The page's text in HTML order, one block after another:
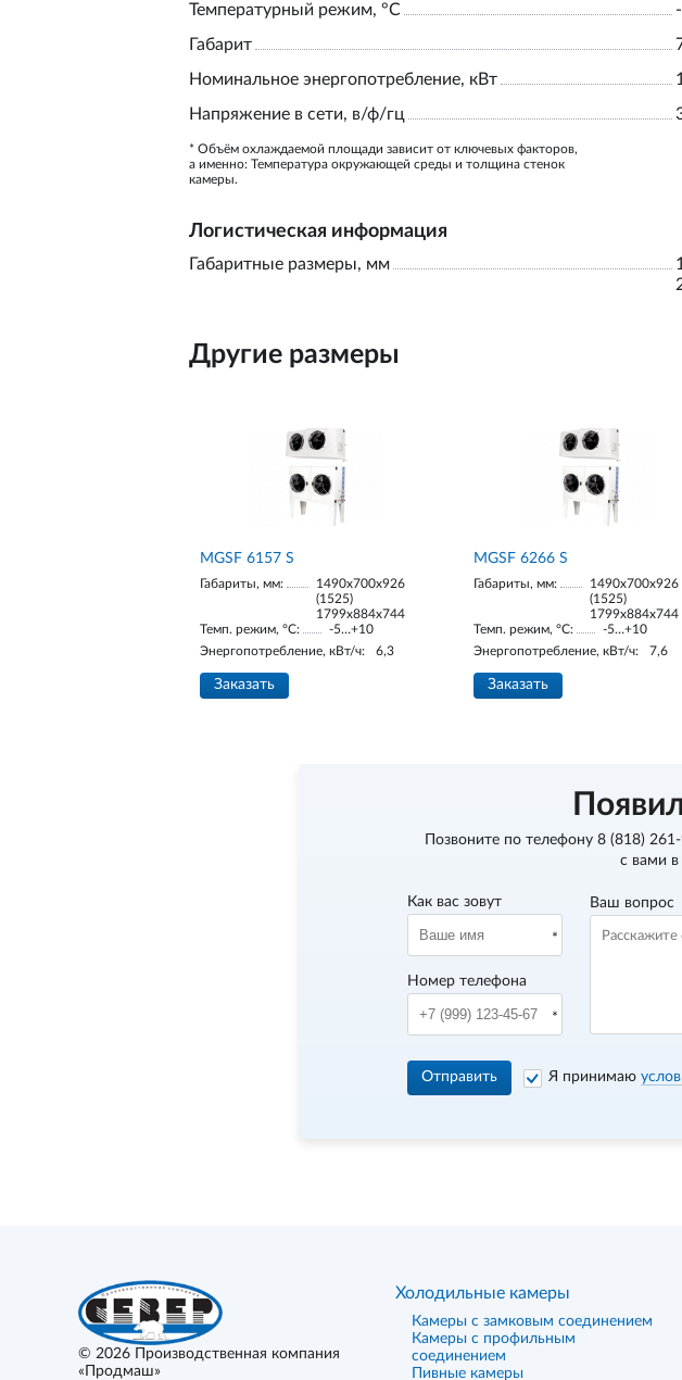
Температурный режим, °С
Габарит
Номинальное энергопотребление, кВт
Напряжение в сети, в/ф/гц
* Объём охлаждаемой площади зависит от ключевых факторов,
а именно: Температура окружающей среды и толщина стенок
камеры.
Логистическая информация
Габаритные размеры, мм
Другие размеры
МGSF 6157 S
Габариты, мм:
1490х700х926
(1525)
1799х884х744
Темп. режим, °С:
-5…+10
Энергопотребление, кВт/ч:
6,3
Заказать
МGSF 6266 S
Габариты, мм:
1490х700х926
(1525)
1799х884х744
Темп. режим, °С:
-5…+10
Энергопотребление, кВт/ч:
7,6
Заказать
Позвоните по телефону 8 (818)
с вами в
Как вас зовут
Номер телефона
Ваш вопрос
Отправить Я принимаю
© 2026
Производственная компания
«Продмаш»
Холодильные камеры
Камеры с замковым соединением
Камеры с профильным
соединением
Пивные камеры